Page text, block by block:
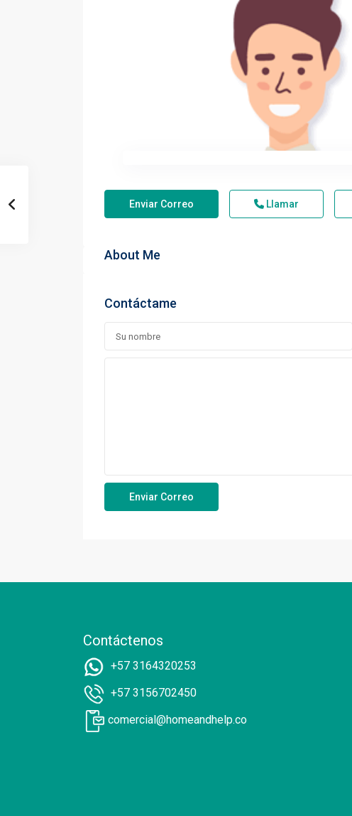
Enviar Correo Llamar
About Me
Contáctame
Contáctenos
+57 3164320253
+57 3156702450
comercial@homeandhelp.co